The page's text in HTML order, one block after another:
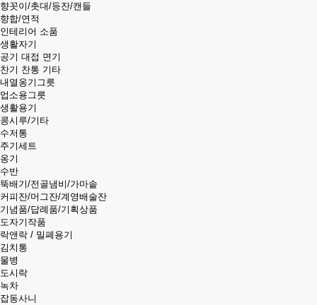
향꼿이/촛대/등잔/캔들
향합/연적
인테리어 소품
생활자기
공기 대접 면기
찬기 찬통 기타
내열옹기그릇
업소용그릇
생활용기
콩시루/기타
수저통
주기세트
옹기
수반
뚝배기/전골냄비/가마솥
커피잔/머그잔/계영배술잔
기념품/답례품/기획상품
도자기작품
락앤락 / 밀폐용기
김치통
물병
도시락
녹차
잡동사니